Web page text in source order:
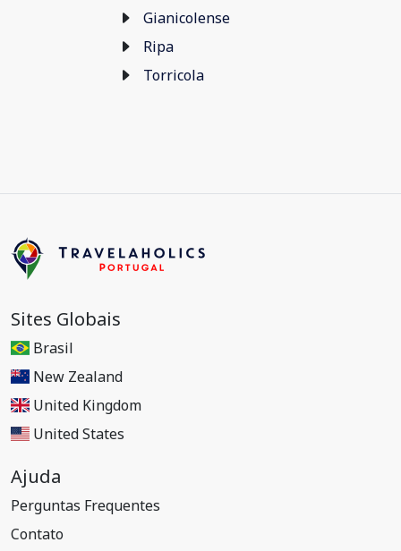
Gianicolense
Ripa
Torricola
Sites Globais
Brasil
New Zealand
United Kingdom
United States
Ajuda
Perguntas Frequentes
Contato